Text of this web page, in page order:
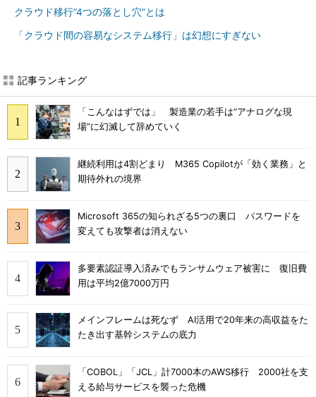
クラウド移行“4つの落とし穴”とは
「クラウド間の容易なシステム移行」は幻想にすぎない
記事ランキング
「こんなはずでは」 製造業の若手は“アナログな現
場”に幻滅して辞めていく
継続利用は4割どまり M365 Copilotが「効く業務」と
期待外れの境界
Microsoft 365の知られざる5つの裏口 パスワードを
変えても攻撃者は消えない
多要素認証導入済みでもランサムウェア被害に 復旧費
用は平均2億7000万円
メインフレームは死なず AI活用で20年来の高収益をた
たき出す基幹システムの底力
「COBOL」「JCL」計7000本のAWS移行 2000社を支
える給与サービスを襲った危機